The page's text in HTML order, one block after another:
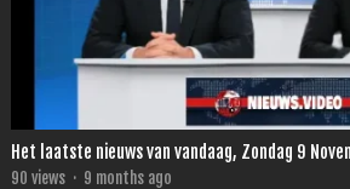
Het laatste nieuws van vandaag, Zondag 9
90 views · 9 months ago